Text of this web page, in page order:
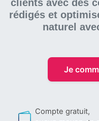
clients avec des
rédigés et
naturel
Je
Compte gratuit,